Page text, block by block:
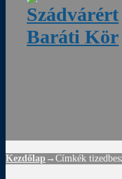
Kezdőlap →Címkék